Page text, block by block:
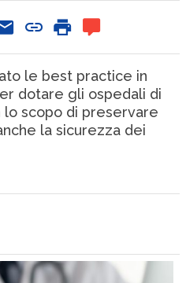
le best practice in
dotare gli ospedali di
lo scopo di preservare
la sicurezza dei